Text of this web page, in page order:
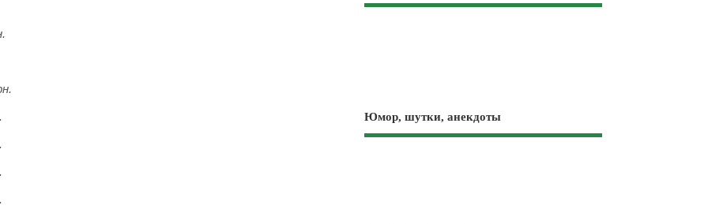
Юмор, шутки, анекдоты